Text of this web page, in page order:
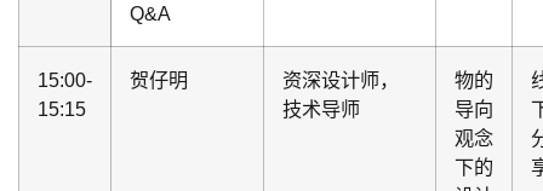
Q&A
15:00-
15:15
贺仔明
资深设计师，
技术导师
物的
导向
观念
下的